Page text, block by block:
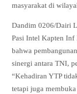
masyarakat di
Dandim 0206/Dairi
Pasi Intel Kapten
bahwa
sinergi antara TNI,
“Kehadiran YTP
tetapi juga